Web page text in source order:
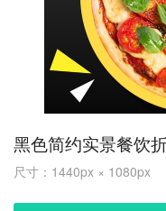
黑色简约实景餐饮
尺寸：1440px × 1080px